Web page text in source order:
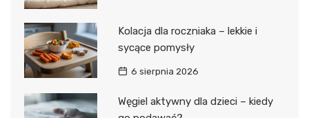
Kolacja dla roczniaka – lekkie i
sycące pomysły
6 sierpnia 2026
Węgiel aktywny dla dzieci – kiedy